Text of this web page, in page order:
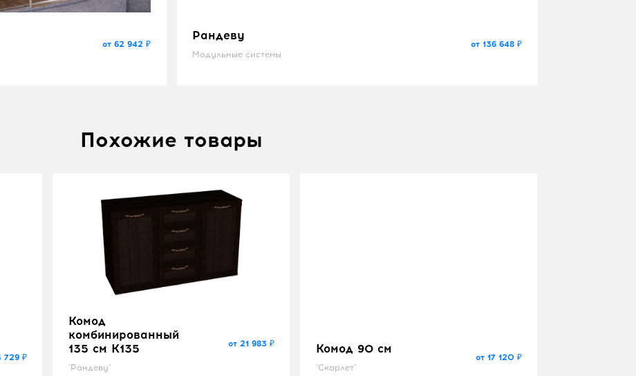
от 62 942 ₽
Рандеву
Модульные системы
от 136 648 ₽
Похожие товары
729 ₽
Комод
комбинированный
135 см K135
"Рандеву"
от 21 983 ₽ Комод 90 см
"Скарлет"
от 17 120 ₽